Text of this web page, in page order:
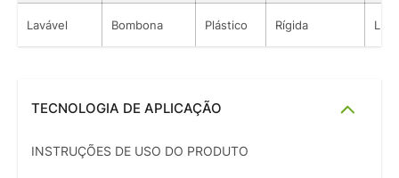
Lavável Bombona Plástico Rígida
TECNOLOGIA DE APLICAÇÃO
INSTRUÇÕES DE USO DO PRODUTO